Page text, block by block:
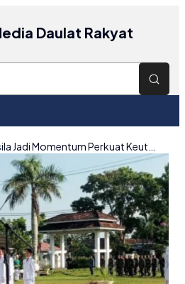
Daulat Rakyat